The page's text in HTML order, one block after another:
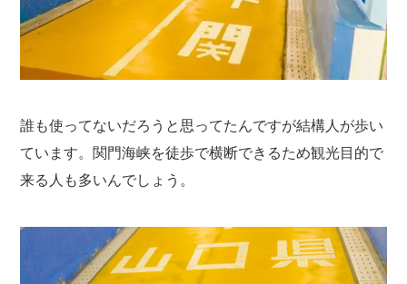
誰も使ってないだろうと思ってたんですが結構人が歩い
ています。関門海峡を徒歩で横断できるため観光目的で
来る人も多いんでしょう。